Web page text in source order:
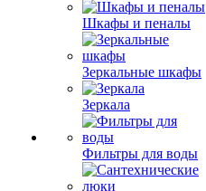
Шкафы и пеналы
Зеркальные шкафы
Зеркала
Фильтры для воды